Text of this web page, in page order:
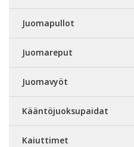
Juomapullot
Juomareput
Juomavyöt
Kääntöjuoksupaidat
Kaiuttimet